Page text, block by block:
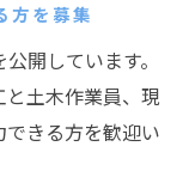
方を募集
開しています。
土木作業員、現
きる方を歓迎い